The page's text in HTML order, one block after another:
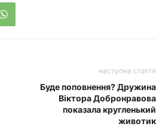
наступна стаття
Буде поповнення? Дружина
Віктора Добронравова
показала кругленький
животик